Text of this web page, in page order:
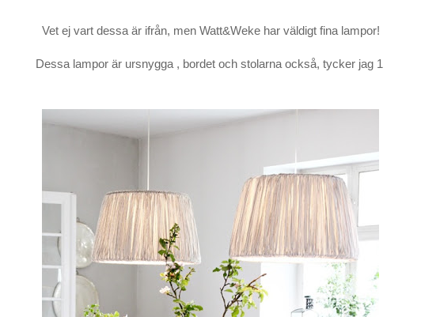
Vet ej vart dessa är ifrån, men Watt&Weke har väldigt fina lampor!
Dessa lampor är ursnygga , bordet och stolarna också, tycker jag 1